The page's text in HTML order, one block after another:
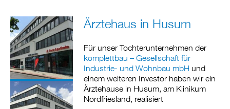
Ärztehaus in Husum
Für unser Tochterunternehmen der
komplettbau – Gesellschaft für
Industrie- und Wohnbau mbHund
einem weiteren Investor haben wir ein
Ärztehause in Husum, am Klinikum
Nordfriesland, realisiert